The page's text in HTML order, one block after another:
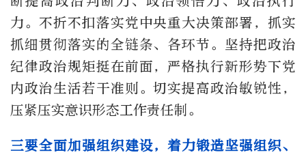
力。不折不扣落实党中央重大决策部署，抓实
抓细贯彻落实的全链条、各环节。坚持把政治
纪律政治规矩挺在前面，严格执行新形势下党
内政治生活若干准则。切实提高政治敏锐性，
压紧压实意识形态工作责任制。
三要全面加强组织建设，着力锻造坚强组织、